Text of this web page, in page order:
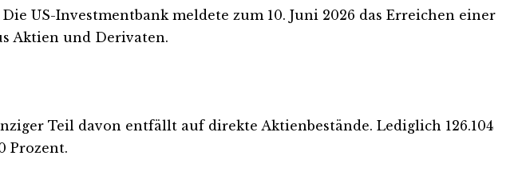
US-Investmentbank meldete zum 10. Juni 2026 das Erreichen einer
Aktien und Derivaten.
Teil davon entfällt auf direkte Aktienbestände. Lediglich 126.104
Prozent.